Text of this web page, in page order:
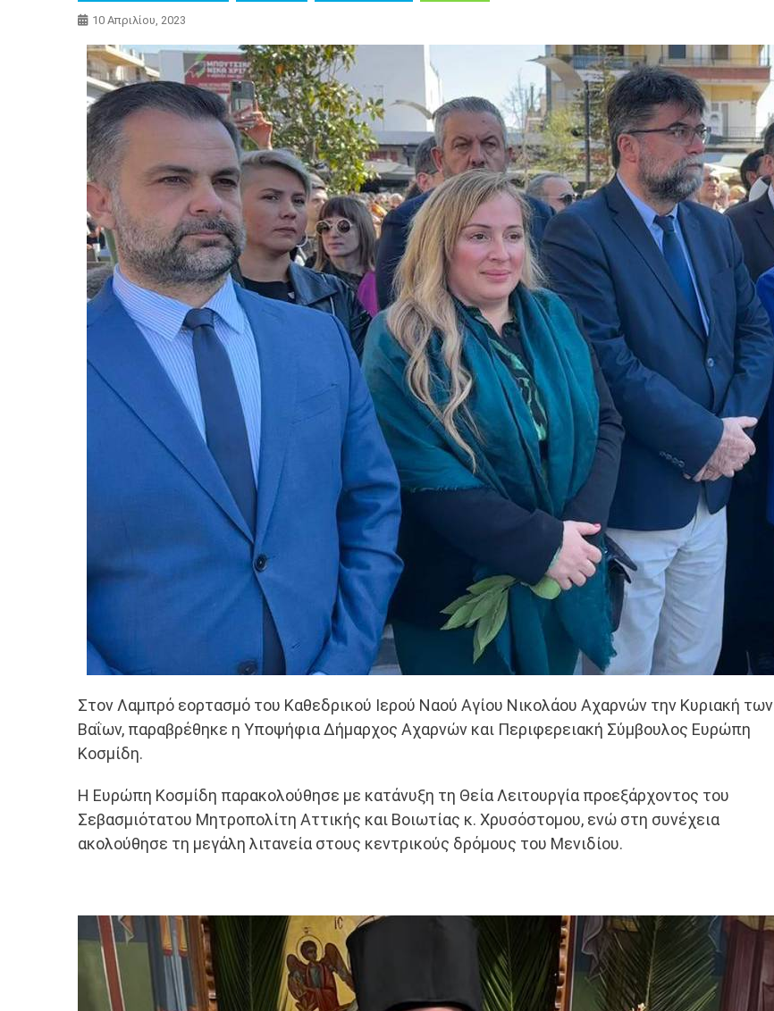
10 Απριλίου, 2023
Στον Λαμπρό εορτασμό του Καθεδρικού Ιερού Ναού Αγίου Νικολάου Αχαρνών την Κυριακή των
Βαΐων, παραβρέθηκε η Υποψήφια Δήμαρχος Αχαρνών και Περιφερειακή Σύμβουλος Ευρώπη
Κοσμίδη.
Η Ευρώπη Κοσμίδη παρακολούθησε με κατάνυξη τη Θεία Λειτουργία προεξάρχοντος του
Σεβασμιότατου Μητροπολίτη Αττικής και Βοιωτίας κ. Χρυσόστομου, ενώ στη συνέχεια
ακολούθησε τη μεγάλη λιτανεία στους κεντρικούς δρόμους του Μενιδίου.